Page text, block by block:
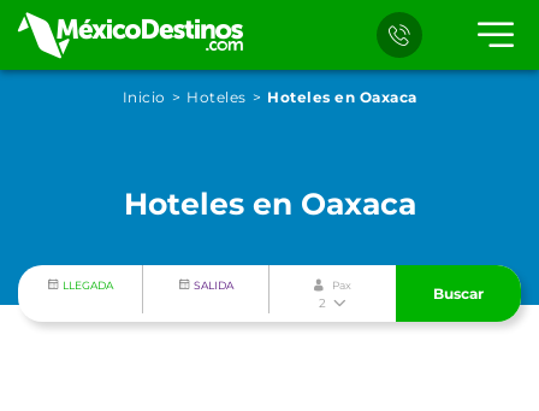
Inicio Hoteles Hoteles en Oaxaca
Hoteles en Oaxaca
LLEGADA SALIDA Pax
2
Buscar